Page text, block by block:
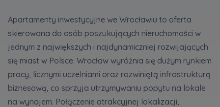
świadczonych za pośrednictwem strony oraz
wyjaśnienia okoliczności niedozwolonego
korzystania z Serwisu, a także w celach
marketingowych, które wynikają z prawnie
uzasadnionych interesów realizowanych przez
Dane o aktywności na naszej stronie mogą być
także udostępnianezaufanym partnerom.
Apartamenty inwestycyjne we Wrocławiu to oferta
skierowana do osób poszukujących nieruchomości w
jednym z największych i najdynamiczniej rozwijających
się miast w Polsce. Wrocław wyróżnia się dużym rynkiem
pracy, licznymi uczelniami oraz rozwiniętą infrastrukturą
biznesową, co sprzyja utrzymywaniu popytu na lokale
na wynajem. Połączenie atrakcyjnej lokalizacji,